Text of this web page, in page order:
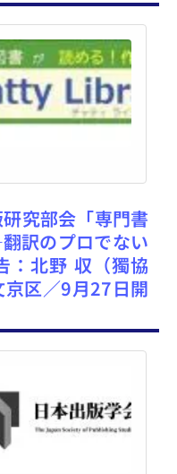
究部会「専門書
訳のプロでない
：北野 収（獨協
区／9月27日開